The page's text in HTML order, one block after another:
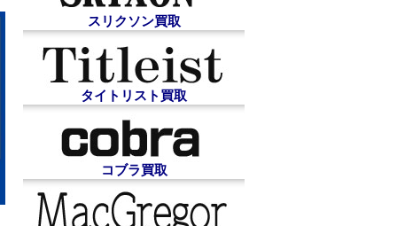
スリクソン買取
タイトリスト買取
コブラ買取